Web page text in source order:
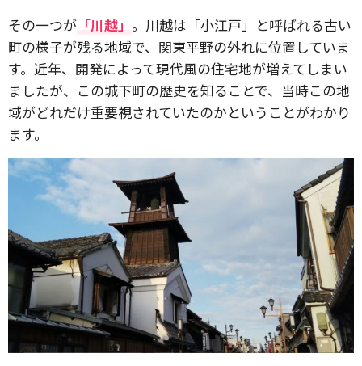
その一つが 「川越」 。川越は「小江戸」と呼ばれる古い
町の様子が残る地域で、関東平野の外れに位置していま
す。近年、開発によって現代風の住宅地が増えてしまい
ましたが、この城下町の歴史を知ることで、当時この地
域がどれだけ重要視されていたのかということがわかり
ます。